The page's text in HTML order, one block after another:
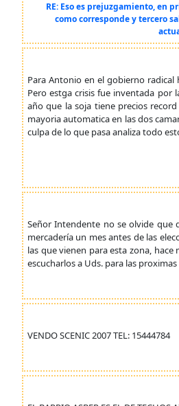
RE: Eso es prejuzgamiento, en
como corresponde y tercero
Para Antonio en el gobierno
Pero estga crisis fue inventada por
año que la soja tiene precios
mayoria automatica en las dos
culpa de lo que pasa analiza todo
Señor Intendente no se olvide que
mercadería un mes antes de las
las que vienen para esta zona,
escucharlos a Uds. para las proximas
VENDO SCENIC 2007 TEL: 15444784